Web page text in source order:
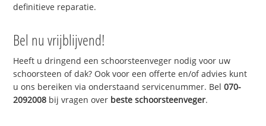
definitieve reparatie.
Bel nu vrijblijvend!
Heeft u dringend een schoorsteenveger nodig voor uw
schoorsteen of dak? Ook voor een offerte en/of advies kunt
u ons bereiken via onderstaand servicenummer. Bel070-
2092008 bij vragen over beste schoorsteenveger.